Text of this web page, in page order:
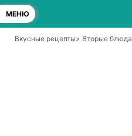
МЕНЮ
Вкусные рецепты» Вторые блюда